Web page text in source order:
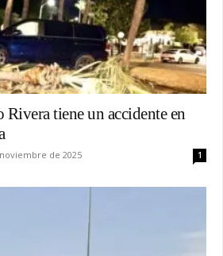
tiene un accidente en
de 2025 1